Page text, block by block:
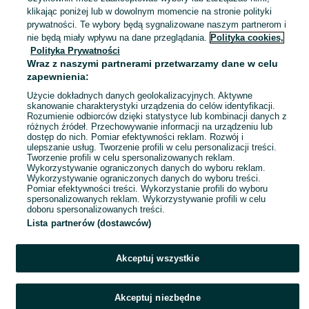
Białystok, Antoniuk
01 sierpnia 2026
księcia / króla Anglii Karola. Stan i
76,80 zł z Pakietem Ochronnym
Białystok, Antoniuk
01 sierpnia 2026
1 2 3 ... 8
klikając poniżej lub w dowolnym momencie na stronie polityki
prywatności. Te wybory będą sygnalizowane naszym partnerom i
nie będą miały wpływu na dane przeglądania. Polityka cookies,
Polityka Prywatności
Wraz z naszymi partnerami przetwarzamy dane w celu
zapewnienia:
Użycie dokładnych danych geolokalizacyjnych. Aktywne
skanowanie charakterystyki urządzenia do celów identyfikacji.
Rozumienie odbiorców dzięki statystyce lub kombinacji danych z
różnych źródeł. Przechowywanie informacji na urządzeniu lub
dostęp do nich. Pomiar efektywności reklam. Rozwój i
ulepszanie usług. Tworzenie profili w celu personalizacji treści.
Tworzenie profili w celu spersonalizowanych reklam.
Wykorzystywanie ograniczonych danych do wyboru reklam.
Wykorzystywanie ograniczonych danych do wyboru treści.
Pomiar efektywności treści. Wykorzystanie profili do wyboru
spersonalizowanych reklam. Wykorzystywanie profili w celu
doboru spersonalizowanych treści.
Lista partnerów (dostawców)
Akceptuj wszystkie
Akceptuj niezbędne